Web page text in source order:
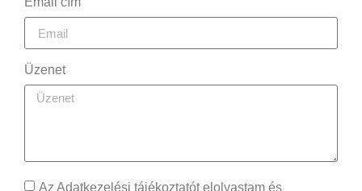
Üzenet
Az Adatkezelési tájékoztatót elolvastam és